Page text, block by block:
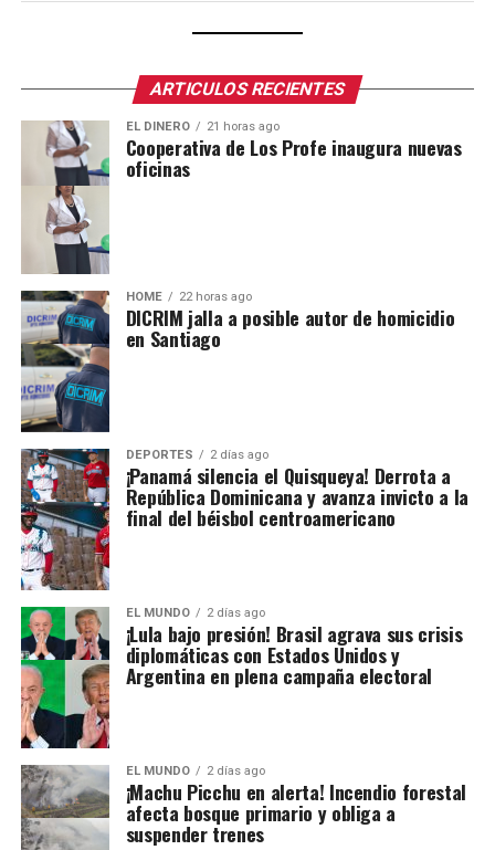
ARTICULOS RECIENTES
EL DINERO 21 horas ago
Cooperativa de Los Profe inaugura nuevas
oficinas
HOME 22 horas ago
DICRIM jalla a posible autor de homicidio
en Santiago
DEPORTES 2 días ago
¡Panamá silencia el Quisqueya! Derrota a
República Dominicana y avanza invicto a la
final del béisbol centroamericano
EL MUNDO 2 días ago
¡Lula bajo presión! Brasil agrava sus crisis
diplomáticas con Estados Unidos y
Argentina en plena campaña electoral
EL MUNDO 2 días ago
¡Machu Picchu en alerta! Incendio forestal
afecta bosque primario y obliga a
suspender trenes